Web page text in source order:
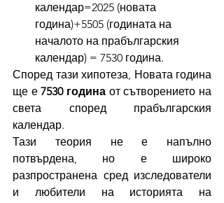
календар=2025 (новата
година)+5505 (годината на
началото на прабългарския
календар) = 7530 година.
Според тази хипотеза, Новата година
ще е 7530 година от сътворението на
света според прабългарския
календар.
Тази теория не е напълно
потвърдена, но е широко
разпространена сред изследователи
и любители на историята на